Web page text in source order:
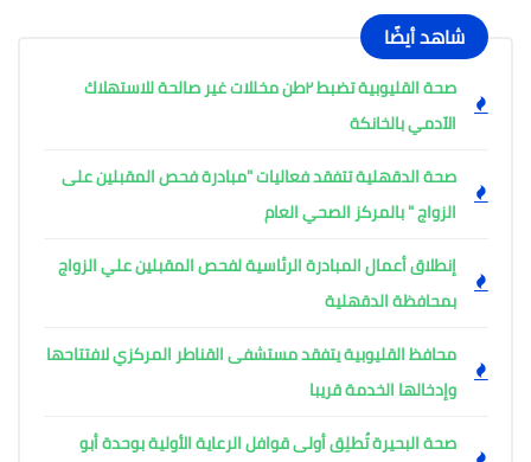
شاهد أيضًا
صحة القليوبية تضبط ٢طن مخللات غير صالحة للاستهلاك
الآدمي بالخانكة
صحة الدقهلية تتفقد فعاليات "مبادرة فحص المقبلين على
الزواج " بالمركز الصحي العام
إنطلاق أعمال المبادرة الرئاسية لفحص المقبلين علي الزواج
بمحافظة الدقهلية
محافظ القليوبية يتفقد مستشفى القناطر المركزي لافتتاحها
وإدخالها الخدمة قريبا
صحة البحيرة تُطلِق أولى قوافل الرعاية الأولية بوحدة أبو